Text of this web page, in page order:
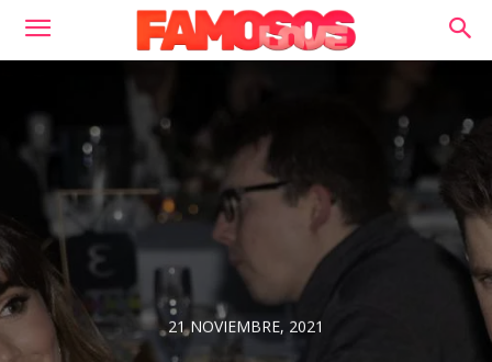
21 NOVIEMBRE, 2021